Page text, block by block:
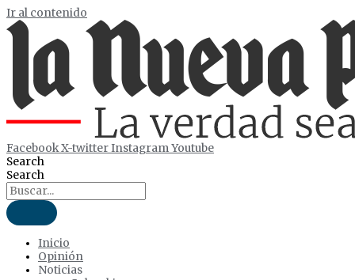
Ir al contenido
FacebookX-twitterInstagramYoutube
Search
Search
Inicio
Opinión
Noticias